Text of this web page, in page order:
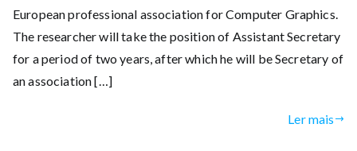
European professional association for Computer Graphics.
The researcher will take the position of Assistant Secretary
for a period of two years, after which he will be Secretary of
an association […]
Ler mais